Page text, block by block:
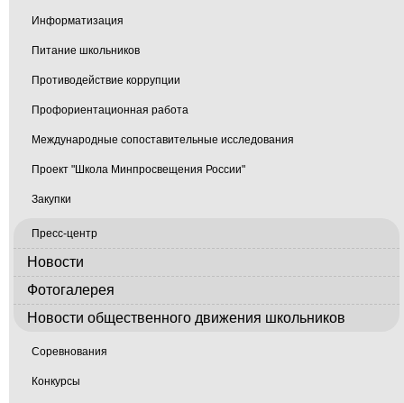
Информатизация
Питание школьников
Противодействие коррупции
Профориентационная работа
Международные сопоставительные исследования
Проект "Школа Минпросвещения России"
Закупки
Пресс-центр
Новости
Фотогалерея
Новости общественного движения школьников
Соревнования
Конкурсы